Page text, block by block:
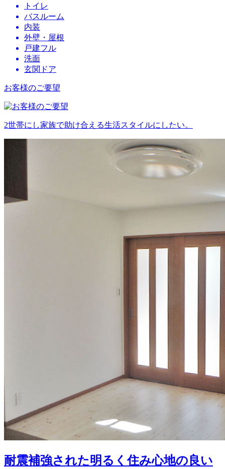
トイレ
バスルーム
内装
外壁・屋根
戸建フル
洗面
玄関ドア
お客様のご要望
2世帯にし家族で助け合える生活スタイルにしたい。
耐震補強された明るく住み心地の良い